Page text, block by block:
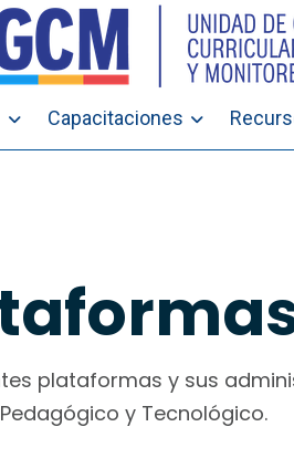
Capacitaciones
plataformas y sus
y Tecnológico.